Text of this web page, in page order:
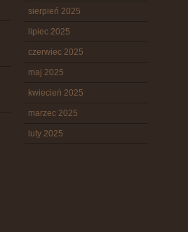
sierpień 2025
lipiec 2025
czerwiec 2025
maj 2025
kwiecień 2025
marzec 2025
luty 2025